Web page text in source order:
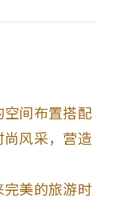
空间布置搭配
尚风采，营造
完美的旅游时